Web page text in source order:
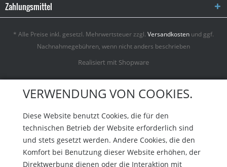
Zahlungsmittel
* Alle Preise inkl. gesetzl. Mehrwertsteuer zzgl. Versandkosten und ggf.
Nachnahmegebühren, wenn nicht anders beschrieben
Realisiert mit Shopware
VERWENDUNG VON COOKIES.
Diese Website benutzt Cookies, die für den
technischen Betrieb der Website erforderlich sind
und stets gesetzt werden. Andere Cookies, die den
Komfort bei Benutzung dieser Website erhöhen, der
Direktwerbung dienen oder die Interaktion mit